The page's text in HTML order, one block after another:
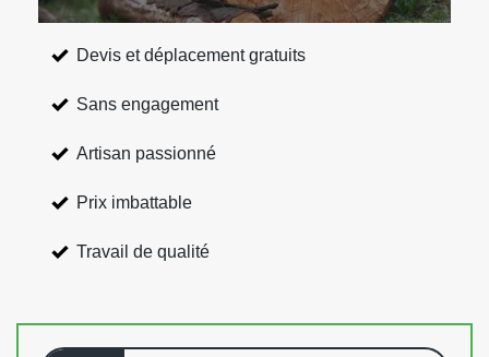
Devis et déplacement gratuits
Sans engagement
Artisan passionné
Prix imbattable
Travail de qualité